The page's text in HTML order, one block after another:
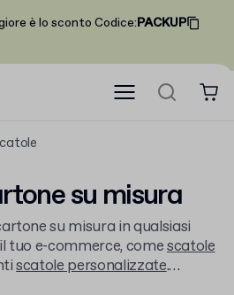
è lo sconto Codice:PACKUP
su misura
su misura in qualsiasi
tuo e-commerce, comescatole
scatole personalizzate.